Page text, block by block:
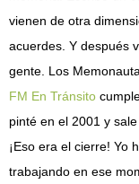
vienen de otra
acuerdes. Y después
gente. Los
FM En Tránsito
pinté en el 2001 y
¡Eso era el cierre! Yo
trabajando en ese